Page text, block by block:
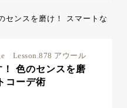
Lesson.878 アウール
色のセンスを磨
コーデ術